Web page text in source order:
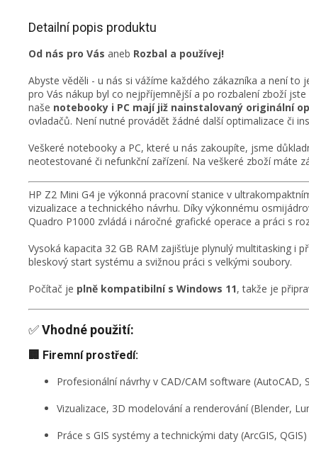
Detailní popis produktu
Od nás pro Vás aneb Rozbal a používej!
Abyste věděli - u nás si vážíme každého zákazníka a není
pro Vás nákup byl co nejpříjemnější a po rozbalení zboží
naše notebooky i PC mají již nainstalovaný originální
ovladačů. Není nutné provádět žádné další optimalizace či
Veškeré notebooky a PC, které u nás zakoupíte, jsme
neotestované či nefunkční zařízení. Na veškeré zboží máte
HP Z2 Mini G4 je výkonná pracovní stanice v
vizualizace a technického návrhu. Díky výkonnému
Quadro P1000 zvládá i náročné grafické operace a práci s
Vysoká kapacita 32 GB RAM zajišťuje plynulý multitasking i
bleskový start systému a svižnou práci s velkými soubory.
Počítač je plně kompatibilní s Windows 11, takže je
✅Vhodné použití:
🏢 Firemní prostředí:
Profesionální návrhy v CAD/CAM software (AutoCAD,
Vizualizace, 3D modelování a renderování (Blender,
Práce s GIS systémy a technickými daty (ArcGIS, QGIS)